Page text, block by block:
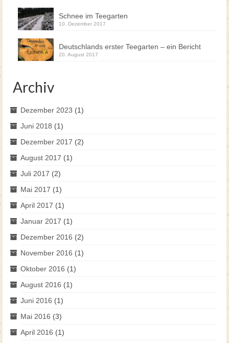
Schnee im Teegarten
10. Dezember 2017
Deutschlands erster Teegarten – ein Bericht
20. August 2017
Archiv
Dezember 2023 (1)
Juni 2018 (1)
Dezember 2017 (2)
August 2017 (1)
Juli 2017 (2)
Mai 2017 (1)
April 2017 (1)
Januar 2017 (1)
Dezember 2016 (2)
November 2016 (1)
Oktober 2016 (1)
August 2016 (1)
Juni 2016 (1)
Mai 2016 (3)
April 2016 (1)